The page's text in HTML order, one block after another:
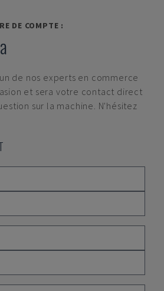
DE COMPTE :
de nos experts en commerce
et sera votre contact direct
sur la machine. N'hésitez